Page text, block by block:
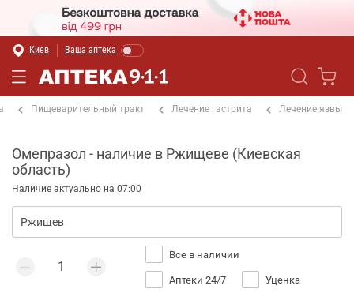
Киев Ваша аптека
Пищеварительный тракт Лечение гастрита Лечение язвы
Омепразол - наличие в Ржищеве (Киевская
область)
Наличие актуально на 07:00
Все в наличии
Аптеки 24/7 Уценка